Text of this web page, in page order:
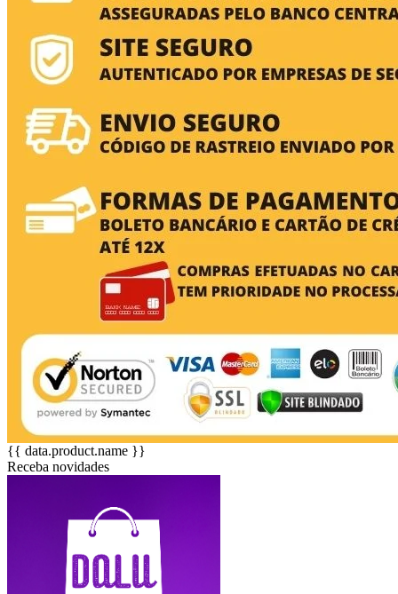
{{ data.product.name }}
Receba novidades